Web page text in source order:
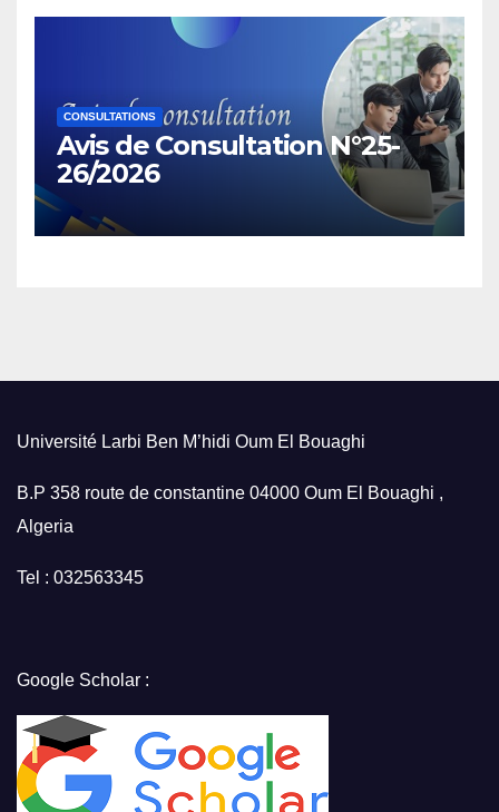
CONSULTATIONS
Avis de Consultation N°25-
26/2026
Université Larbi Ben M’hidi Oum El Bouaghi
B.P 358 route de constantine 04000 Oum El Bouaghi ,
Algeria
Tel : 032563345
Google Scholar :